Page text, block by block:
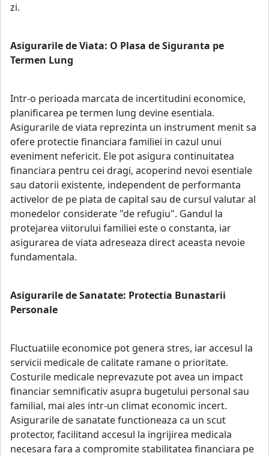
zi.
Asigurarile de Viata: O Plasa de Siguranta pe
Termen Lung
Intr-o perioada marcata de incertitudini economice,
planificarea pe termen lung devine esentiala.
Asigurarile de viata reprezinta un instrument menit sa
ofere protectie financiara familiei in cazul unui
eveniment nefericit. Ele pot asigura continuitatea
financiara pentru cei dragi, acoperind nevoi esentiale
sau datorii existente, independent de performanta
activelor de pe piata de capital sau de cursul valutar al
monedelor considerate "de refugiu". Gandul la
protejarea viitorului familiei este o constanta, iar
asigurarea de viata adreseaza direct aceasta nevoie
fundamentala.
Asigurarile de Sanatate: Protectia Bunastarii
Personale
Fluctuatiile economice pot genera stres, iar accesul la
servicii medicale de calitate ramane o prioritate.
Costurile medicale neprevazute pot avea un impact
financiar semnificativ asupra bugetului personal sau
familial, mai ales intr-un climat economic incert.
Asigurarile de sanatate functioneaza ca un scut
protector, facilitand accesul la ingrijirea medicala
necesara fara a compromite stabilitatea financiara pe